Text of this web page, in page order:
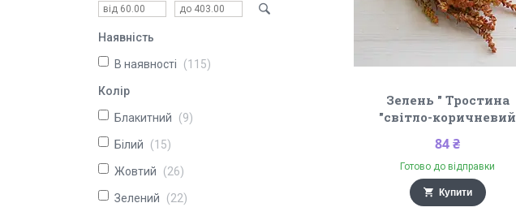
Зелень " Тростина
"світло-коричневий
84 ₴
Готово до відправки
Купити
Наявність
В наявності 115
Колір
Блакитний 9
Білий 15
Жовтий 26
Зелений 22